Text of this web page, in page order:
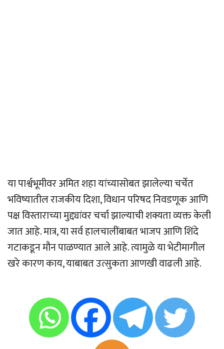
या पार्श्वभूमीवर अमित शहा यांच्यासोबत झालेल्या चर्चेत
भविष्यातील राजकीय दिशा, विधान परिषद निवडणूक आणि
पक्ष विस्ताराच्या मुद्द्यांवर चर्चा झाल्याची शक्यता व्यक्त केली
जात आहे. मात्र, या सर्व हालचालींबाबत भाजप आणि शिंदे
गटाकडून मौन पाळण्यात आले आहे. त्यामुळे या भेटीमागील
खरे कारण काय, याबाबत उत्सुकता आणखी वाढली आहे.